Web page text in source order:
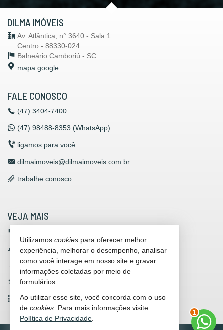
DILMA IMÓVEIS
Av. Atlântica, n° 3640 - Sala 1
Centro - 88330-024
Balneário Camboriú - SC
mapa google
FALE CONOSCO
(47) 3404-7400
(47) 98488-8353 (WhatsApp)
ligamos para você
dilmaimoveis@dilmaimoveis.com.br
trabalhe conosco
VEJA MAIS
indicadores financeiros
cadastre seu imóvel
imóveis favoritos
mapa de imóveis
Utilizamos cookies para oferecer melhor
experiência, melhorar o desempenho, analisar
como você interage em nosso site e gravar
informações coletadas por meio de
formulários.
Ao utilizar esse site, você concorda com o uso
de cookies . Para mais informações visite
Política de Privacidade